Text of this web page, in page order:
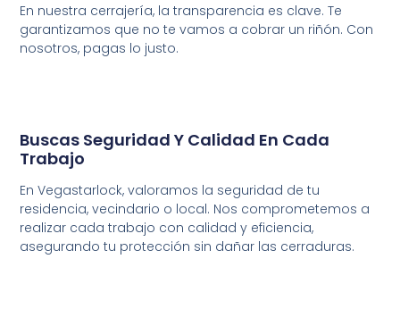
En nuestra cerrajería, la transparencia es clave. Te
garantizamos que no te vamos a cobrar un riñón. Con
nosotros, pagas lo justo.
Buscas Seguridad Y Calidad En Cada
Trabajo
En Vegastarlock, valoramos la seguridad de tu
residencia, vecindario o local. Nos comprometemos a
realizar cada trabajo con calidad y eficiencia,
asegurando tu protección sin dañar las cerraduras.